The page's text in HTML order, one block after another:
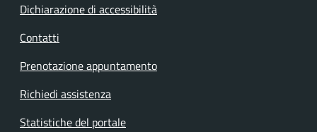
Dichiarazione di accessibilità
Contatti
Prenotazione appuntamento
Richiedi assistenza
Statistiche del portale